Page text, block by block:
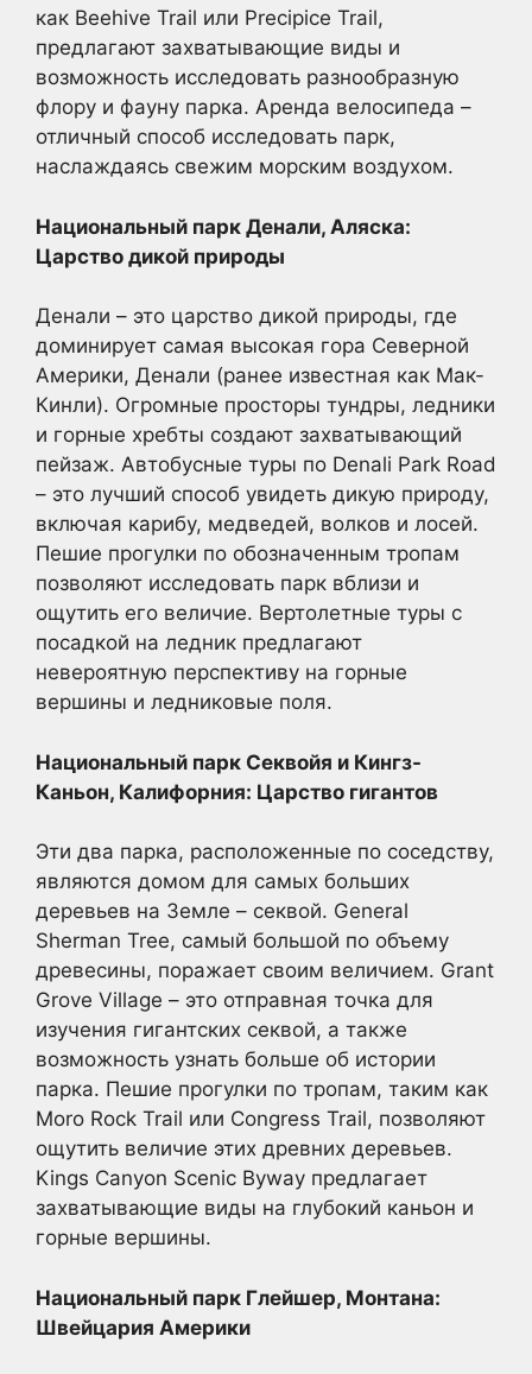
как Beehive Trail или Precipice Trail,
предлагают захватывающие виды и
возможность исследовать разнообразную
флору и фауну парка. Аренда велосипеда –
отличный способ исследовать парк,
наслаждаясь свежим морским воздухом.
Национальный парк Денали, Аляска:
Царство дикой природы
Денали – это царство дикой природы, где
доминирует самая высокая гора Северной
Америки, Денали (ранее известная как Мак-
Кинли). Огромные просторы тундры, ледники
и горные хребты создают захватывающий
пейзаж. Автобусные туры по Denali Park Road
– это лучший способ увидеть дикую природу,
включая карибу, медведей, волков и лосей.
Пешие прогулки по обозначенным тропам
позволяют исследовать парк вблизи и
ощутить его величие. Вертолетные туры с
посадкой на ледник предлагают
невероятную перспективу на горные
вершины и ледниковые поля.
Национальный парк Секвойя и Кингз-
Каньон, Калифорния: Царство гигантов
Эти два парка, расположенные по соседству,
являются домом для самых больших
деревьев на Земле – секвой. General
Sherman Tree, самый большой по объему
древесины, поражает своим величием. Grant
Grove Village – это отправная точка для
изучения гигантских секвой, а также
возможность узнать больше об истории
парка. Пешие прогулки по тропам, таким как
Moro Rock Trail или Congress Trail, позволяют
ощутить величие этих древних деревьев.
Kings Canyon Scenic Byway предлагает
захватывающие виды на глубокий каньон и
горные вершины.
Национальный парк Глейшер, Монтана:
Швейцария Америки